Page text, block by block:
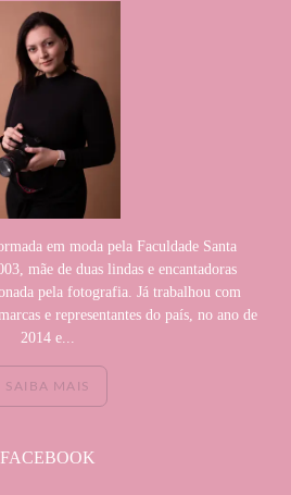
em moda pela Faculdade Santa
mãe de duas lindas e encantadoras
pela fotografia. Já trabalhou com
e representantes do país, no ano de
2014 e...
SAIBA MAIS
FACEBOOK